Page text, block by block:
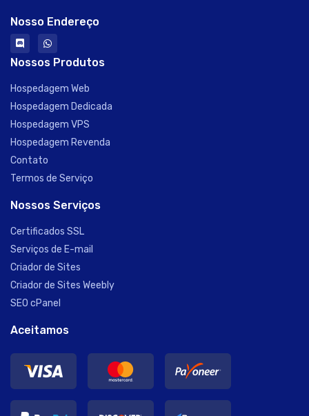
Nosso Endereço
Nossos Produtos
Hospedagem Web
Hospedagem Dedicada
Hospedagem VPS
Hospedagem Revenda
Contato
Termos de Serviço
Nossos Serviços
Certificados SSL
Serviços de E-mail
Criador de Sites
Criador de Sites Weebly
SEO cPanel
Aceitamos